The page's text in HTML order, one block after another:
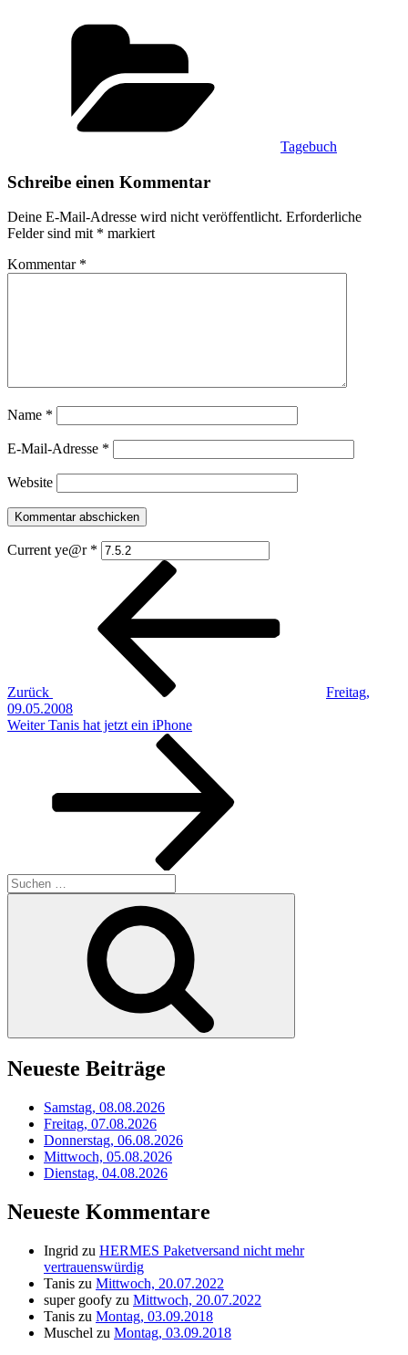
Tagebuch
Schreibe einen Kommentar
Deine E-Mail-Adresse wird nicht veröffentlicht. Erforderliche
Felder sind mit * markiert
Kommentar *
Name *
E-Mail-Adresse *
Website
Current ye@r *
Beitragsnavigation
Zurück
Freitag,
09.05.2008
Nächster
Weiter Tanis hat jetzt ein iPhone
Suchen
nach:
Neueste Beiträge
Samstag, 08.08.2026
Freitag, 07.08.2026
Donnerstag, 06.08.2026
Mittwoch, 05.08.2026
Dienstag, 04.08.2026
Neueste Kommentare
Ingrid zu HERMES Paketversand nicht mehr
vertrauenswürdig
Tanis zu Mittwoch, 20.07.2022
super goofy zu Mittwoch, 20.07.2022
Tanis zu Montag, 03.09.2018
Muschel zu Montag, 03.09.2018